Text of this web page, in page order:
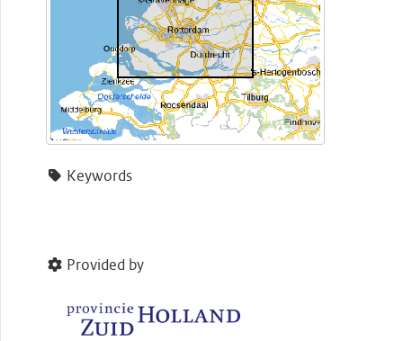
Keywords
Provided by